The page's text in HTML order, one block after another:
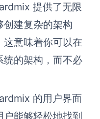
提供了无限
创建复杂的架构
这意味着你可以在
统的架构，而不必
的用户界面
能够轻松地找到